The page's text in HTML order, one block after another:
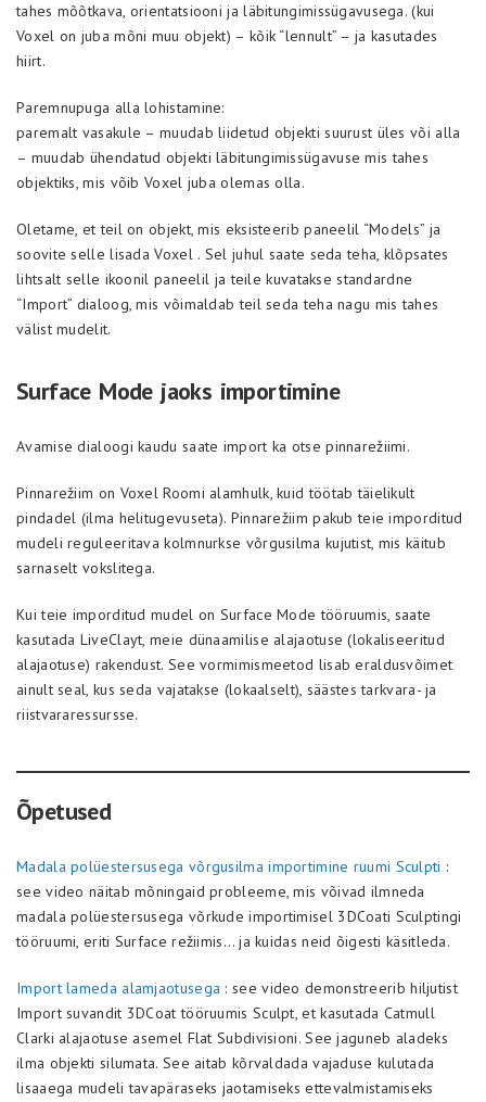
tahes mõõtkava, orientatsiooni ja läbitungimissügavusega. (kui
Voxel on juba mõni muu objekt) – kõik “lennult” – ja kasutades
hiirt.
Paremnupuga alla lohistamine:
paremalt vasakule – muudab liidetud objekti suurust üles või alla
– muudab ühendatud objekti läbitungimissügavuse mis tahes
objektiks, mis võib Voxel juba olemas olla.
Oletame, et teil on objekt, mis eksisteerib paneelil “Models” ja
soovite selle lisada Voxel . Sel juhul saate seda teha, klõpsates
lihtsalt selle ikoonil paneelil ja teile kuvatakse standardne
“Import” dialoog, mis võimaldab teil seda teha nagu mis tahes
välist mudelit.
Surface Mode jaoks importimine
Avamise dialoogi kaudu saate import ka otse pinnarežiimi.
Pinnarežiim on Voxel Roomi alamhulk, kuid töötab täielikult
pindadel (ilma helitugevuseta). Pinnarežiim pakub teie imporditud
mudeli reguleeritava kolmnurkse võrgusilma kujutist, mis käitub
sarnaselt vokslitega.
Kui teie imporditud mudel on Surface Mode tööruumis, saate
kasutada LiveClayt, meie dünaamilise alajaotuse (lokaliseeritud
alajaotuse) rakendust. See vormimismeetod lisab eraldusvõimet
ainult seal, kus seda vajatakse (lokaalselt), säästes tarkvara- ja
riistvararessursse.
Õpetused
Madala polüestersusega võrgusilma importimine ruumi Sculpti :
see video näitab mõningaid probleeme, mis võivad ilmneda
madala polüestersusega võrkude importimisel 3DCoati Sculptingi
tööruumi, eriti Surface režiimis… ja kuidas neid õigesti käsitleda.
Import lameda alamjaotusega : see video demonstreerib hiljutist
Import suvandit 3DCoat tööruumis Sculpt, et kasutada Catmull
Clarki alajaotuse asemel Flat Subdivisioni. See jaguneb aladeks
ilma objekti silumata. See aitab kõrvaldada vajaduse kulutada
lisaaega mudeli tavapäraseks jaotamiseks ettevalmistamiseks